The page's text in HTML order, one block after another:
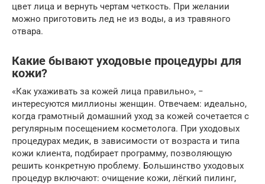
цвет лица и вернуть чертам четкость. При желании
можно приготовить лед не из воды, а из травяного
отвара.
Какие бывают уходовые процедуры для
кожи?
«Как ухаживать за кожей лица правильно», −
интересуются миллионы женщин. Отвечаем: идеально,
когда грамотный домашний уход за кожей сочетается с
регулярным посещением косметолога. При уходовых
процедурах медик, в зависимости от возраста и типа
кожи клиента, подбирает программу, позволяющую
решить конкретную проблему. Большинство уходовых
процедур включают: очищение кожи, лёгкий пилинг,